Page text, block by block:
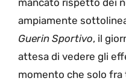
ampiamente
Guerin Sportivo, il
attesa di vedere gli
momento che solo fra